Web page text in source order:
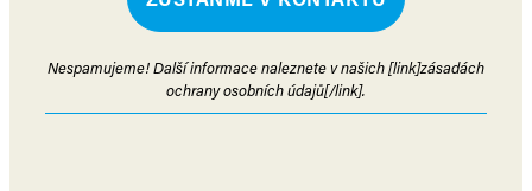
Nespamujeme! Další informace naleznete v našich [link]zásadách
ochrany osobních údajů[/link].